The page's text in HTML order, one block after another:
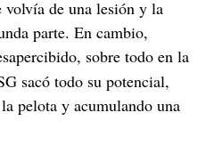
volvía de una lesión y la
parte. En cambio,
sobre todo en la
sacó todo su potencial,
pelota y acumulando una